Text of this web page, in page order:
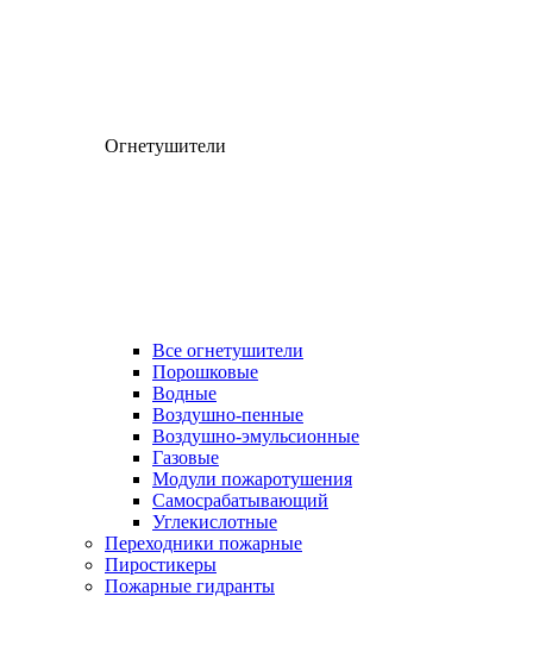
Огнетушители
Все огнетушители
Порошковые
Водные
Воздушно-пенные
Воздушно-эмульсионные
Газовые
Модули пожаротушения
Самосрабатывающий
Углекислотные
Переходники пожарные
Пиростикеры
Пожарные гидранты